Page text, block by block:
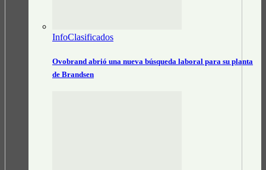
InfoClasificados
Ovobrand abrió una nueva búsqueda laboral para su planta
de Brandsen